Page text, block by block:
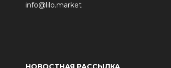
info@lilo.market